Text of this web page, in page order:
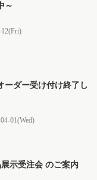
～
12(Fri)
ーダー受け付け終了し
01(Wed)
示受注会 のご案内